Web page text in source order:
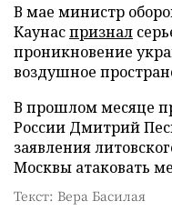
В мае министр
Каунаспризнал
проникновение
воздушное
В прошлом месяце
России Дмитрий
заявления
Москвы атаковать
Текст: Вера Басилая